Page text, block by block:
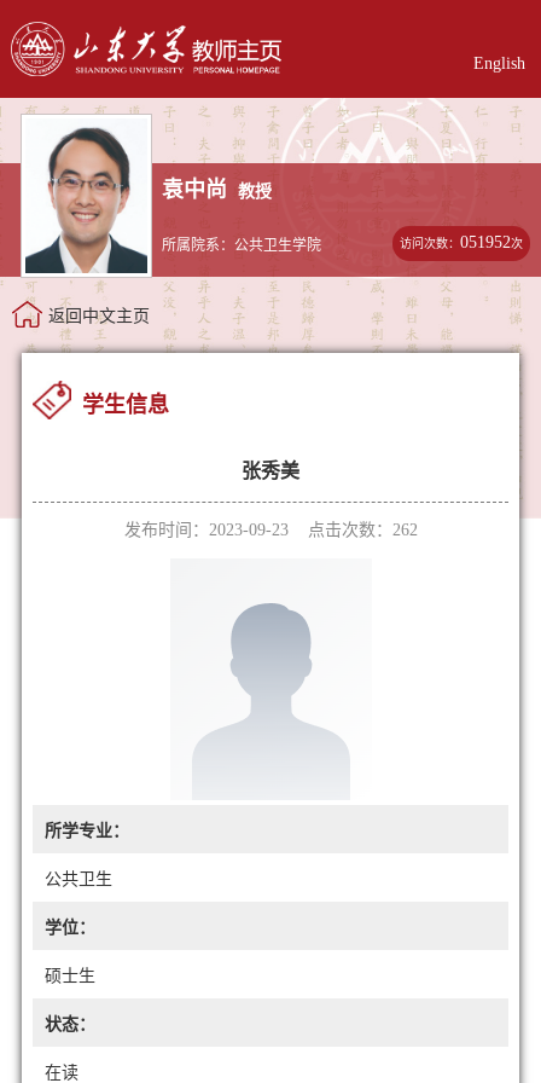
English
袁中尚 教授
所属院系：公共卫生学院 访问次数：051952次
返回中文主页
学生信息
张秀美
发布时间：2023-09-23 点击次数： 262
所学专业：
公共卫生
学位：
硕士生
状态：
在读